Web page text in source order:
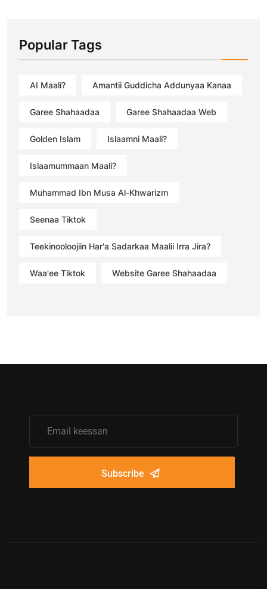
Popular Tags
AI Maali? Amantii Guddicha Addunyaa Kanaa
Garee Shahaadaa Garee Shahaadaa Web
Golden Islam Islaamni Maali?
Islaamummaan Maali?
Muhammad Ibn Musa Al-Khwarizm
Seenaa Tiktok
Teekinooloojiin Har'a Sadarkaa Maalii Irra Jira?
Waa'ee Tiktok Website Garee Shahaadaa
Subscribe